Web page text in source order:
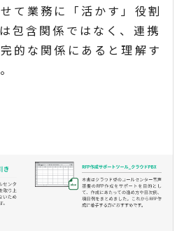
て業務に「活かす」役割
包含関係ではなく、連携
的な関係にあると理解す